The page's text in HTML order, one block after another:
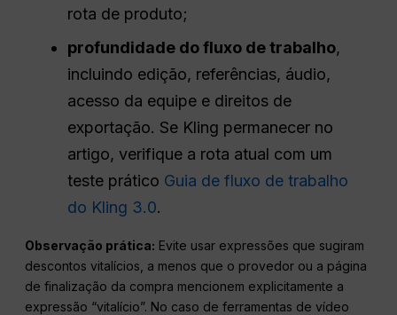
rota de produto;
profundidade do fluxo de trabalho,
incluindo edição, referências, áudio,
acesso da equipe e direitos de
exportação. Se Kling permanecer no
artigo, verifique a rota atual com um
teste prático Guia de fluxo de trabalho
do Kling 3.0.
Observação prática: Evite usar expressões que sugiram
descontos vitalícios, a menos que o provedor ou a página
de finalização da compra mencionem explicitamente a
expressão “vitalício”. No caso de ferramentas de vídeo